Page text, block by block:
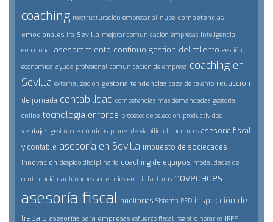
coaching reestructuración empresarial nube competencias
emocionales ira Sevilla mejorar comunicación empresas inteligencia
emocional asesoramiento continuo gestión del talento gestión
económica ayuda profesional comunicación de empresa coaching en
Sevilla externalización gestoría tendencias caza de talento reducción
de jornada contabilidad competencias más demandadas gestoría
online tecnología errores procesos de seleccion productividad
ventajas gestión de nóminas planes de viabilidad concursos asesoría fiscal
y contable asesoría en Sevilla impuesto de sociedades
innovación despido disciplinario coaching de equipos modalidades de
contratación autónomos societarios emitir facturas novedades
asesoría fiscal auditorías Sistema RED inspección de
trabajo asesorías para empresas esfuerzo fiscal registro horarios IRPF